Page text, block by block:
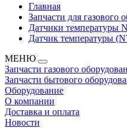
Главная
Запчасти для газового
Датчики температуры
Датчик температуры
МЕНЮ
Запчасти газового
Запчасти бытового
Оборудование
О компании
Доставка и оплата
Новости